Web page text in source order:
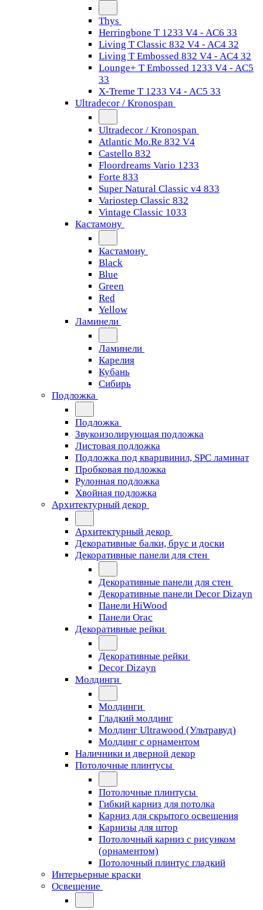
Thys
Herringbone T 1233 V4 - AC6 33
Living T Classic 832 V4 - AC4 32
Living T Embossed 832 V4 - AC4 32
Lounge+ T Embossed 1233 V4 - AC5
33
X-Treme T 1233 V4 - AC5 33
Ultradecor / Kronospan
Ultradecor / Kronospan
Atlantic Mo.Re 832 V4
Castello 832
Floordreams Vario 1233
Forte 833
Super Natural Classic v4 833
Variostep Classic 832
Vintage Classic 1033
Кастамону
Кастамону
Black
Blue
Green
Red
Yellow
Ламинели
Ламинели
Карелия
Кубань
Сибирь
Подложка
Подложка
Звукоизолирующая подложка
Листовая подложка
Подложка под кварцвинил, SPC ламинат
Пробковая подложка
Рулонная подложка
Хвойная подложка
Архитектурный декор
Архитектурный декор
Декоративные балки, брус и доски
Декоративные панели для стен
Декоративные панели для стен
Декоративные панели Decor Dizayn
Панели HiWood
Панели Orac
Декоративные рейки
Декоративные рейки
Decor Dizayn
Молдинги
Молдинги
Гладкий молдинг
Молдинг Ultrawood (Ультравуд)
Молдинг с орнаментом
Наличники и дверной декор
Потолочные плинтусы
Потолочные плинтусы
Гибкий карниз для потолка
Карниз для скрытого освещения
Карнизы для штор
Потолочный карниз с рисунком
(орнаментом)
Потолочный плинтус гладкий
Интерьерные краски
Освещение